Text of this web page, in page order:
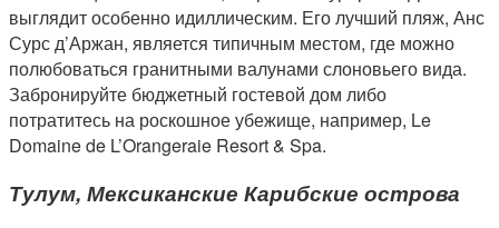
выглядит особенно идиллическим. Его лучший пляж, Анс
Сурс д’Аржан, является типичным местом, где можно
полюбоваться гранитными валунами слоновьего вида.
Забронируйте бюджетный гостевой дом либо
потратитесь на роскошное убежище, например, Le
Domaine de L’Orangeraie Resort & Spa.
Тулум, Мексиканские Карибские острова